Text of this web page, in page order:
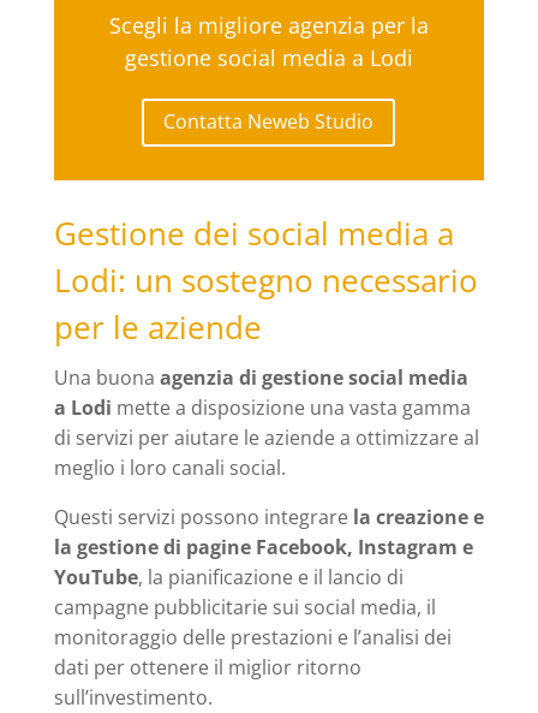
Scegli la migliore agenzia per la
gestione social media a Lodi
Contatta Neweb Studio
Gestione dei social media a
Lodi: un sostegno necessario
per le aziende
Una buona agenzia di gestione social media
a Lodi mette a disposizione una vasta gamma
di servizi per aiutare le aziende a ottimizzare al
meglio i loro canali social.
Questi servizi possono integrare la creazione e
la gestione di pagine Facebook, Instagram e
YouTube, la pianificazione e il lancio di
campagne pubblicitarie sui social media, il
monitoraggio delle prestazioni e l’analisi dei
dati per ottenere il miglior ritorno
sull’investimento.